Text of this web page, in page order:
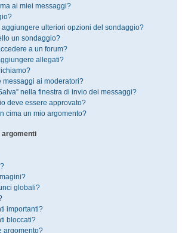
ai miei messaggi?
aggiungere ulteriori opzioni del sondaggio?
un sondaggio?
a un forum?
allegati?
messaggi ai moderatori?
nella finestra di invio dei messaggi?
deve essere approvato?
cima un mio argomento?
argomenti
globali?
importanti?
bloccati?
argomento?